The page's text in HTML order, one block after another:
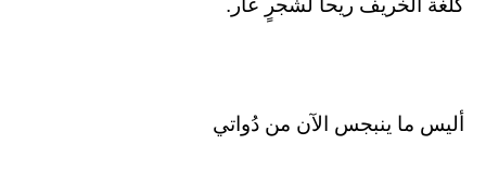
كلغة الخريف ريحاً لشجرٍ عار.
أليس ما ينبجس الآن من دُواتي